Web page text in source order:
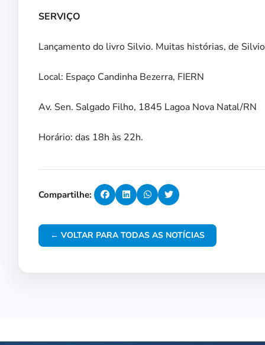
SERVIÇO
Lançamento do livro Silvio. Muitas histórias, de
Local: Espaço Candinha Bezerra, FIERN
Av. Sen. Salgado Filho, 1845 Lagoa Nova Natal/RN
Horário: das 18h às 22h.
Compartilhe:
← VOLTAR PARA TODAS AS NOTÍCIAS